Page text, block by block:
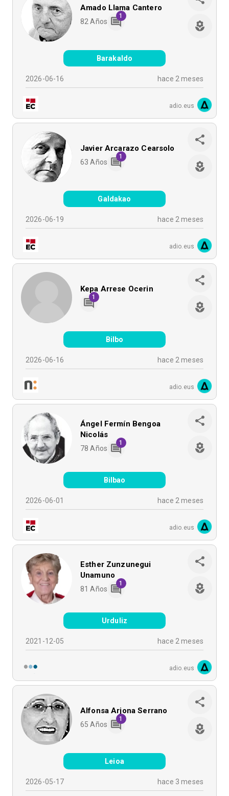
Amado Llama Cantero
82 Años
1
Barakaldo
2026-06-16 hace 2 meses
adio.eus
Javier Arcarazo Cearsolo
63 Años
1
Galdakao
2026-06-19 hace 2 meses
adio.eus
Kepa Arrese Ocerin
1
Bilbo
2026-06-16 hace 2 meses
adio.eus
Ángel Fermín Bengoa
Nicolás
78 Años
1
Bilbao
2026-06-01 hace 2 meses
adio.eus
Esther Zunzunegui
Unamuno
81 Años
1
Urduliz
2021-12-05 hace 2 meses
adio.eus
Alfonsa Arjona Serrano
65 Años
1
Leioa
2026-05-17 hace 3 meses